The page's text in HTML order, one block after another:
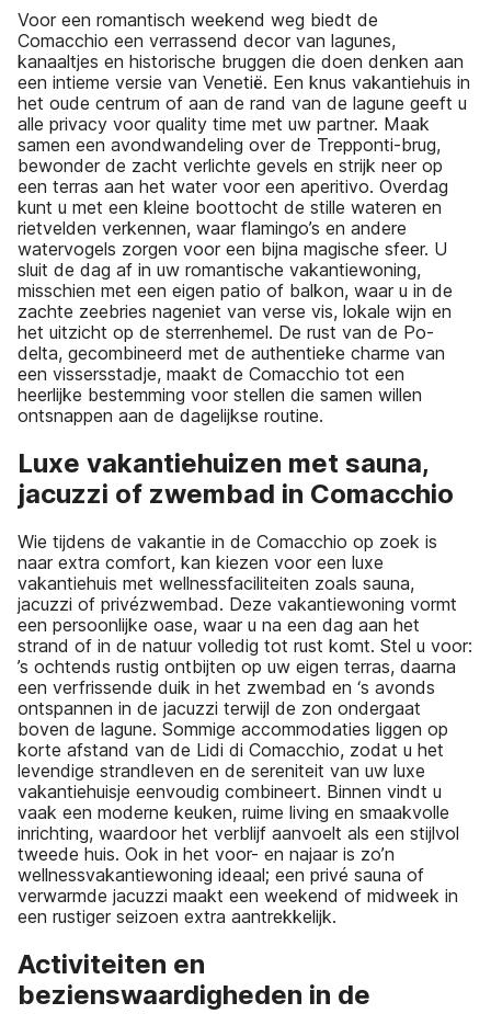
Voor een romantisch weekend weg biedt de
Comacchio een verrassend decor van lagunes,
kanaaltjes en historische bruggen die doen denken aan
een intieme versie van Venetië. Een knus vakantiehuis in
het oude centrum of aan de rand van de lagune geeft u
alle privacy voor quality time met uw partner. Maak
samen een avondwandeling over de Trepponti-brug,
bewonder de zacht verlichte gevels en strijk neer op
een terras aan het water voor een aperitivo. Overdag
kunt u met een kleine boottocht de stille wateren en
rietvelden verkennen, waar flamingo’s en andere
watervogels zorgen voor een bijna magische sfeer. U
sluit de dag af in uw romantische vakantiewoning,
misschien met een eigen patio of balkon, waar u in de
zachte zeebries nageniet van verse vis, lokale wijn en
het uitzicht op de sterrenhemel. De rust van de Po-
delta, gecombineerd met de authentieke charme van
een vissersstadje, maakt de Comacchio tot een
heerlijke bestemming voor stellen die samen willen
ontsnappen aan de dagelijkse routine.
Luxe vakantiehuizen met sauna,
jacuzzi of zwembad in Comacchio
Wie tijdens de vakantie in de Comacchio op zoek is
naar extra comfort, kan kiezen voor een luxe
vakantiehuis met wellnessfaciliteiten zoals sauna,
jacuzzi of privézwembad. Deze vakantiewoning vormt
een persoonlijke oase, waar u na een dag aan het
strand of in de natuur volledig tot rust komt. Stel u voor:
’s ochtends rustig ontbijten op uw eigen terras, daarna
een verfrissende duik in het zwembad en ‘s avonds
ontspannen in de jacuzzi terwijl de zon ondergaat
boven de lagune. Sommige accommodaties liggen op
korte afstand van de Lidi di Comacchio, zodat u het
levendige strandleven en de sereniteit van uw luxe
vakantiehuisje eenvoudig combineert. Binnen vindt u
vaak een moderne keuken, ruime living en smaakvolle
inrichting, waardoor het verblijf aanvoelt als een stijlvol
tweede huis. Ook in het voor- en najaar is zo’n
wellnessvakantiewoning ideaal; een privé sauna of
verwarmde jacuzzi maakt een weekend of midweek in
een rustiger seizoen extra aantrekkelijk.
Activiteiten en
bezienswaardigheden in de